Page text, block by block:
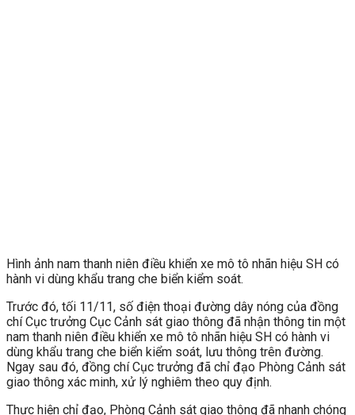
Hình ảnh nam thanh niên điều khiển xe mô tô nhãn hiệu SH có
hành vi dùng khẩu trang che biển kiểm soát.
Trước đó, tối 11/11, số điện thoại đường dây nóng của đồng
chí Cục trưởng Cục Cảnh sát giao thông đã nhận thông tin một
nam thanh niên điều khiển xe mô tô nhãn hiệu SH có hành vi
dùng khẩu trang che biển kiểm soát, lưu thông trên đường.
Ngay sau đó, đồng chí Cục trưởng đã chỉ đạo Phòng Cảnh sát
giao thông xác minh, xử lý nghiêm theo quy định.
Thực hiện chỉ đạo, Phòng Cảnh sát giao thông đã nhanh chóng